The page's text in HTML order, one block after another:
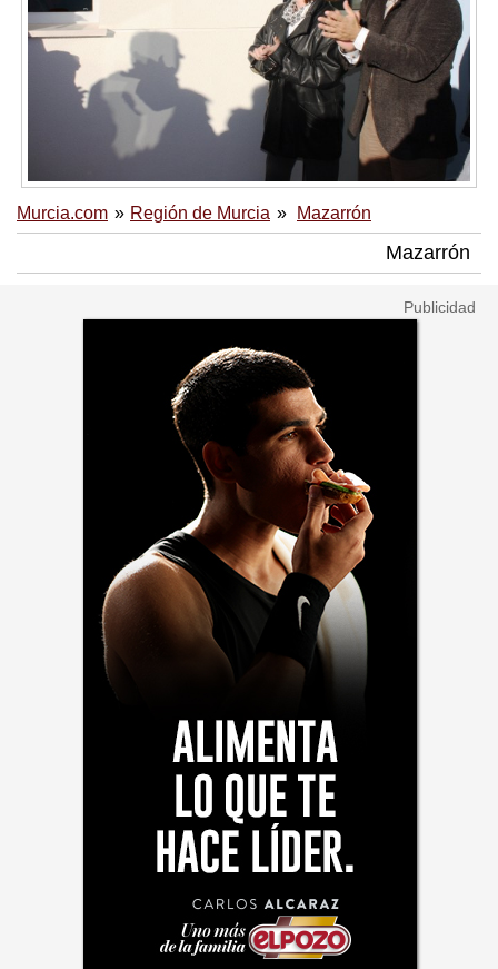
Murcia.com Región de Murcia Mazarrón
Mazarrón